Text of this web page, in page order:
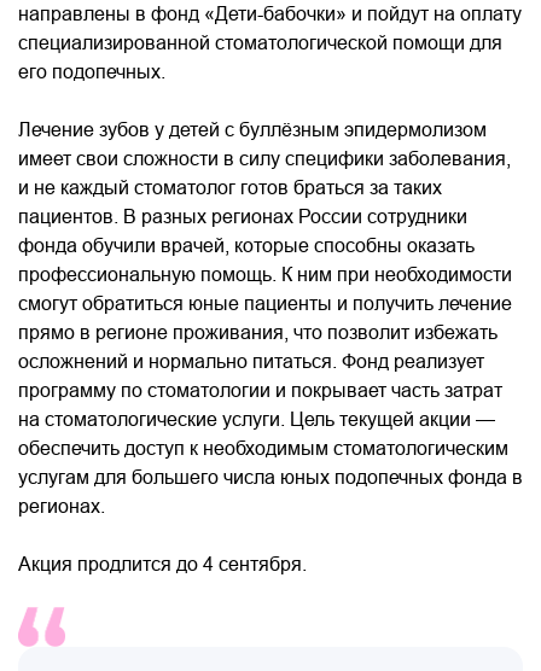
направлены в фонд «Дети-бабочки» и пойдут на оплату
специализированной стоматологической помощи для
его подопечных.
Лечение зубов у детей с буллёзным эпидермолизом
имеет свои сложности в силу специфики заболевания,
и не каждый стоматолог готов браться за таких
пациентов. В разных регионах России сотрудники
фонда обучили врачей, которые способны оказать
профессиональную помощь. К ним при необходимости
смогут обратиться юные пациенты и получить лечение
прямо в регионе проживания, что позволит избежать
осложнений и нормально питаться. Фонд реализует
программу по стоматологии и покрывает часть затрат
на стоматологические услуги. Цель текущей акции —
обеспечить доступ к необходимым стоматологическим
услугам для большего числа юных подопечных фонда в
регионах.
Акция продлится до 4 сентября.